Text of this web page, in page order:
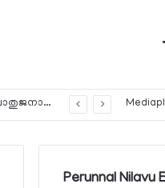
യാത്രക്കാര്‍ക്ക് ഖത്തറിലേക്ക് കൊണ്ടുവരാവുന്ന 140 നിയന്ത്രിത മരുന്നുകളുടെ പട്ടിക പ്രസിദ്ധീകരിച്ച് പൊതുജനാരോഗ്യ മന്ത്രാലയം
Perunnal Nilavu